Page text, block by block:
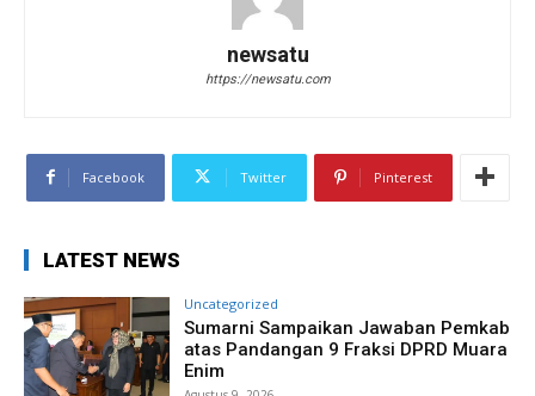
newsatu
https://newsatu.com
Facebook Twitter Pinterest
LATEST NEWS
Uncategorized
Sumarni Sampaikan Jawaban Pemkab
atas Pandangan 9 Fraksi DPRD Muara
Enim